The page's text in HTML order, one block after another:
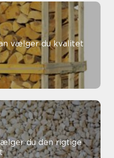
vælger du kvalitet
du den rigtige